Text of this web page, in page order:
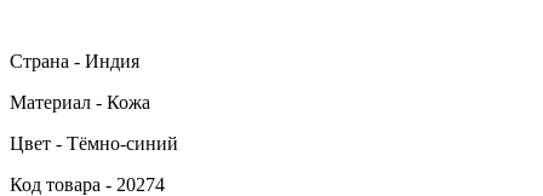
Страна - Индия
Материал - Кожа
Цвет - Тёмно-синий
Код товара - 20274